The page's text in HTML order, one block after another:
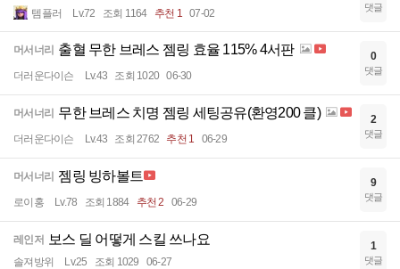
템플러 Lv.72 조회 1164 추천 1 07-02 댓글
머서너리 출혈 무한 브레스 젬링 효율 115% 4서판
더러운다이슨 Lv.43 조회 1020 06-30
0
댓글
머서너리 무한 브레스 치명 젬링 세팅공유(환영200 클)
더러운다이슨 Lv.43 조회 2762 추천 1 06-29
2
댓글
머서너리 젬링 빙하볼트
로이홍 Lv.78 조회 1884 추천 2 06-29
9
댓글
레인저 보스 딜 어떻게 스킬 쓰나요
솔져방위 Lv.25 조회 1029 06-27
1
댓글